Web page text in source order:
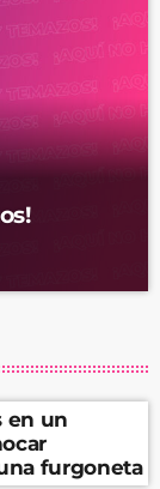
en un
furgoneta